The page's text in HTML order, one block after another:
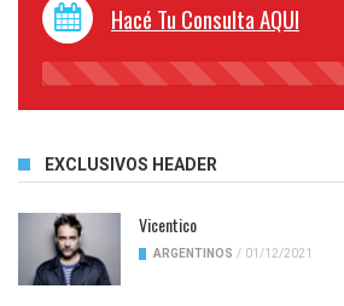
Hacé Tu Consulta AQUI
45%
EXCLUSIVOS HEADER
Vicentico
ARGENTINOS / 01/12/2021